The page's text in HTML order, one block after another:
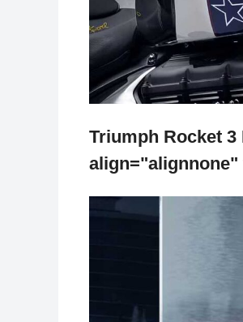
Triumph Rocket
align="alignnone"